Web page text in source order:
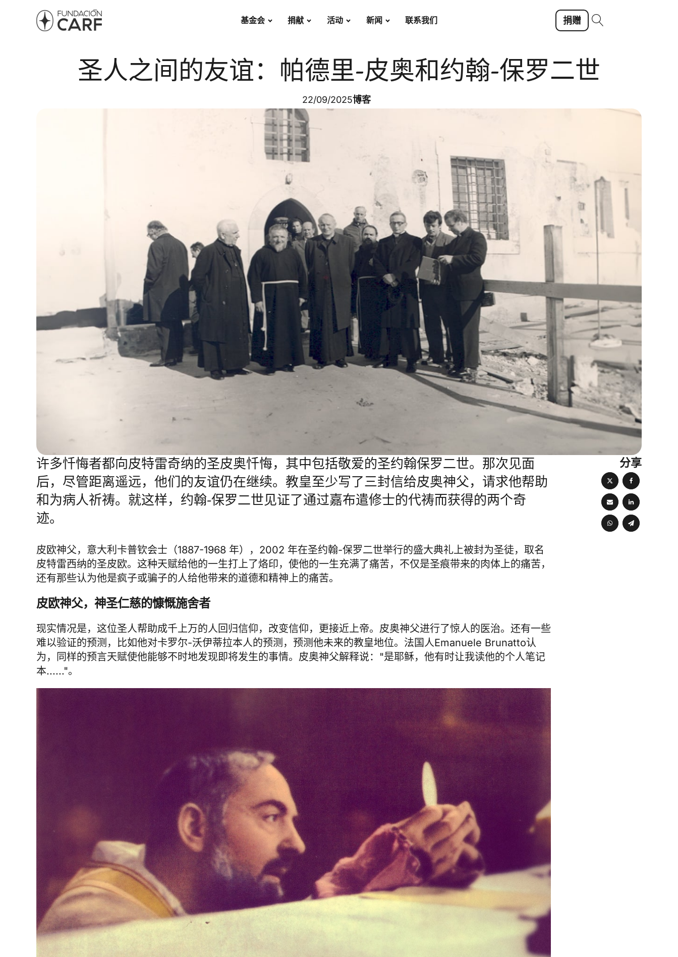
基金会 捐献 活动 新闻 联系我们 捐赠
圣人之间的友谊：帕德里-皮奥和约翰-保罗二世
22/09/2025博客
许多忏悔者都向皮特雷奇纳的圣皮奥忏悔，其中包括敬爱的圣约翰保罗二世。那次见面
后，尽管距离遥远，他们的友谊仍在继续。教皇至少写了三封信给皮奥神父，请求他帮助
和为病人祈祷。就这样，约翰-保罗二世见证了通过嘉布遣修士的代祷而获得的两个奇
迹。
皮欧神父，意大利卡普钦会士（1887-1968 年），2002 年在圣约翰-保罗二世举行的盛大典礼上被封为圣徒，取名
皮特雷西纳的圣皮欧。这种天赋给他的一生打上了烙印，使他的一生充满了痛苦，不仅是圣痕带来的肉体上的痛苦，
还有那些认为他是疯子或骗子的人给他带来的道德和精神上的痛苦。
皮欧神父，神圣仁慈的慷慨施舍者
现实情况是，这位圣人帮助成千上万的人回归信仰，改变信仰，更接近上帝。皮奥神父进行了惊人的医治。还有一些
难以验证的预测，比如他对卡罗尔-沃伊蒂拉本人的预测，预测他未来的教皇地位。法国人Emanuele Brunatto认
为，同样的预言天赋使他能够不时地发现即将发生的事情。皮奥神父解释说："是耶稣，他有时让我读他的个人笔记
本......"。
分享